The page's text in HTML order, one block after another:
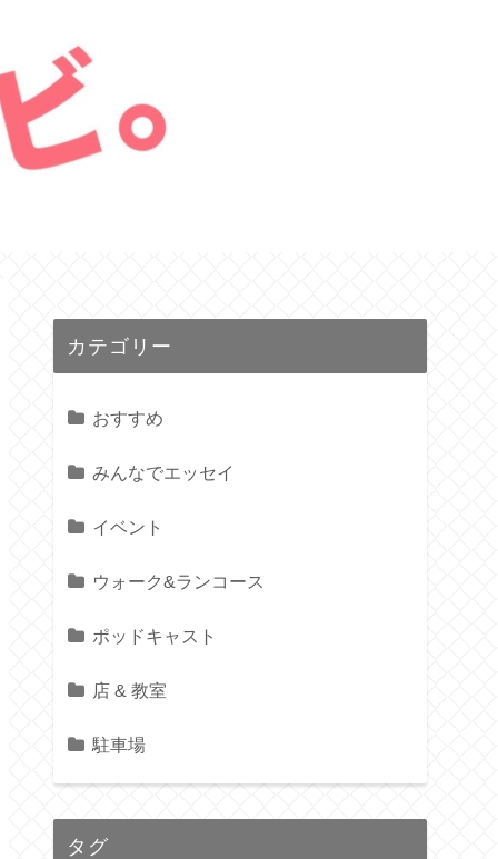
カテゴリー
おすすめ
みんなでエッセイ
イベント
ウォーク&ランコース
ポッドキャスト
店 & 教室
駐車場
タグ